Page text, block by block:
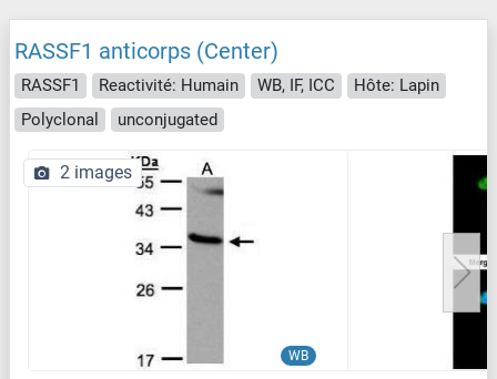
RASSF1 anticorps (Center)
RASSF1 Reactivité: Humain WB, IF, ICC
Hôte: Lapin
Polyclonal
unconjugated
WB
2 images